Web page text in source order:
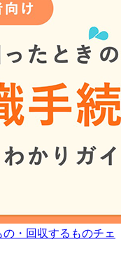
・回収するものチェ